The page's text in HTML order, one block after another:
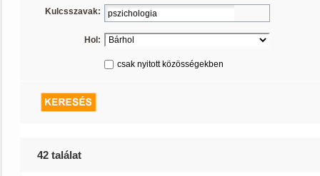
Kulcsszavak:
Hol:
csak nyitott közösségekben
42 találat